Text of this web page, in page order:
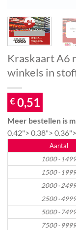
Kraskaart A6
winkels in
€ 0,51
Meer bestellen is
0.42"> 0.38"> 0.36">
Aantal
1000 - 1499
1500 - 1999
2000 - 2499
2500 - 4999
5000 - 7499
7500 - 9999